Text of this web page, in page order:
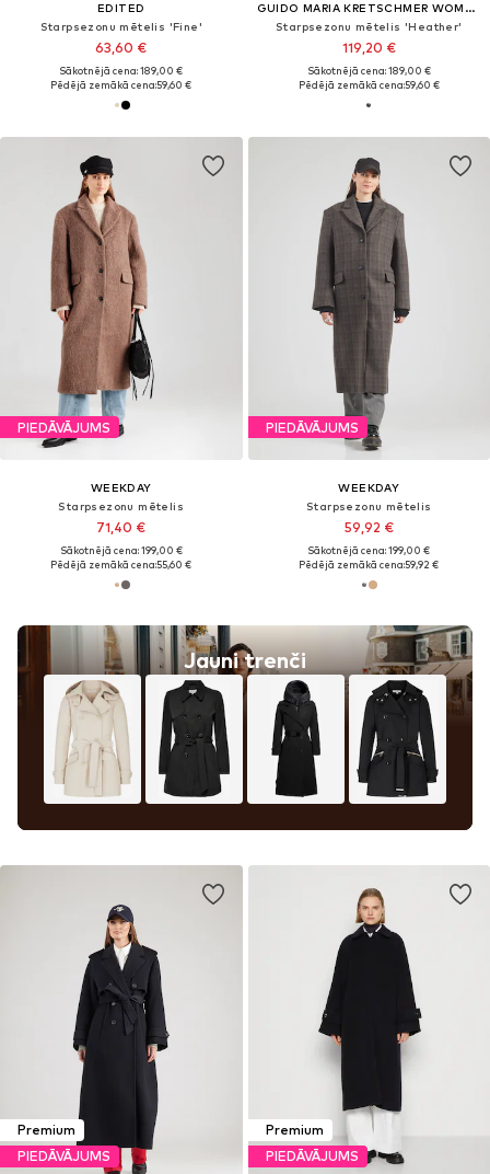
EDITED
Starpsezonu mētelis 'Fine'
63,60 €
Sākotnējā cena: 189,00 €
Pēdējā zemākā cena:59,60 €
GUIDO MARIA KRETSCHMER WOMEN
Starpsezonu mētelis 'Heather'
119,20 €
Sākotnējā cena: 189,00 €
Pēdējā zemākā cena:59,60 €
PIEDĀVĀJUMS
WEEKDAY
Starpsezonu mētelis
71,40 €
Sākotnējā cena: 199,00 €
Pēdējā zemākā cena:55,60 €
Jauni trenči
PIEDĀVĀJUMS
WEEKDAY
Starpsezonu mētelis
59,92 €
Sākotnējā cena: 199,00 €
Pēdējā zemākā cena:59,92 €
Premium
PIEDĀVĀJUMS
Premium
PIEDĀVĀJUMS